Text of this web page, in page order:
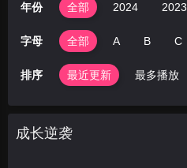
年份 全部 2024 2023
字母 全部 A B C
排序 最近更新 最多播放
成长逆袭